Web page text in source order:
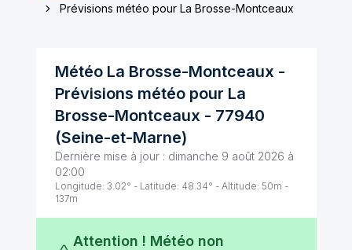
Prévisions météo pour La Brosse-Montceaux
Météo La Brosse-Montceaux -
Prévisions météo pour La
Brosse-Montceaux - 77940
(Seine-et-Marne)
Dernière mise à jour : dimanche 9 août 2026 à
02:00
Longitude: 3.02° - Latitude: 48.34° - Altitude: 50m -
137m
Attention ! Météo non